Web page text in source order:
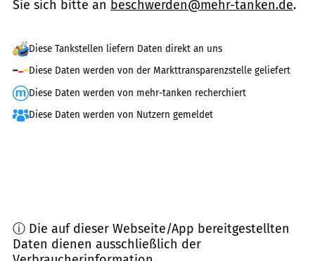
Sie sich bitte an beschwerden@mehr-tanken.de.
Diese Tankstellen liefern Daten direkt an uns
Diese Daten werden von der Markttransparenzstelle geliefert
Diese Daten werden von mehr-tanken recherchiert
Diese Daten werden von Nutzern gemeldet
ⓘ Die auf dieser Webseite/App bereitgestellten
Daten dienen ausschließlich der